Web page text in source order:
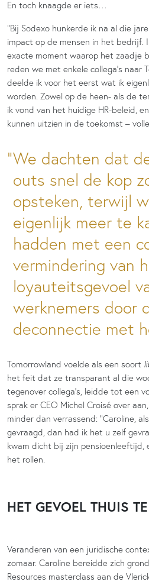
En toch knaagde er iets…
“Bij Sodexo hunkerde ik na al die
impact op de mensen in het bedrijf.
exacte moment waarop het zaadje
reden we met enkele collega’s naar
deelde ik voor het eerst wat ik
worden. Zowel op de heen- als de
ik vond van het huidige HR-beleid,
kunnen uitzien in de toekomst –
We dachten dat
outs snel de kop
opsteken, terwijl
eigenlijk meer te
hadden met een
vermindering van
loyauteitsgevoel
werknemers door
deconnectie met
Tomorrowland voelde als een soort
het feit dat ze transparant al die
tegenover collega’s, leidde tot een
sprak er CEO Michel Croisé over
minder dan verrassend: “Caroline,
gevraagd, dan had ik het u zelf
kwam dicht bij zijn pensioenleeftijd,
het rollen.
HET GEVOEL THUIS
Veranderen van een juridische
zomaar. Caroline bereidde zich
Resources masterclass aan de